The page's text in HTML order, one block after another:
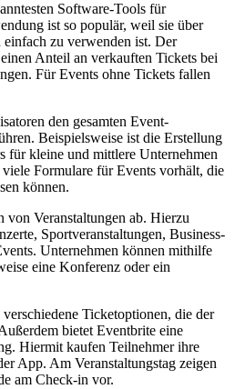
Software-Tools für
ist so populär, weil sie über
zu verwenden ist. Der
Anteil an verkauften Tickets bei
Für Events ohne Tickets fallen
den gesamten Event-
Beispielsweise ist die Erstellung
für kleine und mittlere Unternehmen
Formulare für Events vorhält, die
können.
Veranstaltungen ab. Hierzu
Sportveranstaltungen, Business-
Unternehmen können mithilfe
eine Konferenz oder ein
Ticketoptionen, die der
bietet Eventbrite eine
Hiermit kaufen Teilnehmer ihre
App. Am Veranstaltungstag zeigen
am Check-in vor.